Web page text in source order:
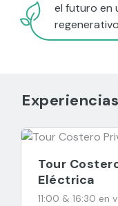
el futuro en
Tour
Eléctrica
11:00 & 16:30 en